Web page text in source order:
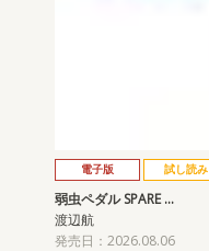
電子版 試し読み
弱虫ペダル SPARE …
渡辺航
発売日：2026.08.06